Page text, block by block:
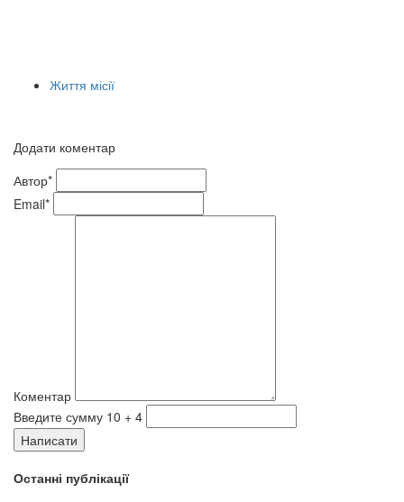
Життя місії
Додати коментар
Автор*
Email*
Коментар
Введите сумму 10 + 4
Написати
Останні публікації